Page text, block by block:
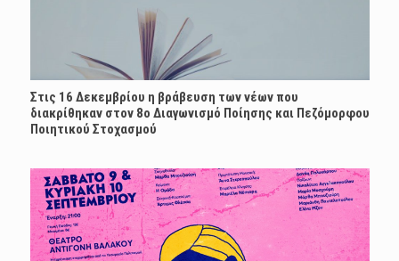
Στις 16 Δεκεμβρίου η βράβευση των νέων που
διακρίθηκαν στον 8ο Διαγωνισμό Ποίησης και Πεζόμορφου
Ποιητικού Στοχασμού